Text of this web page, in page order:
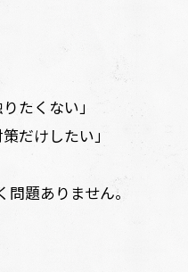
たくない」
だけしたい」
題ありません。